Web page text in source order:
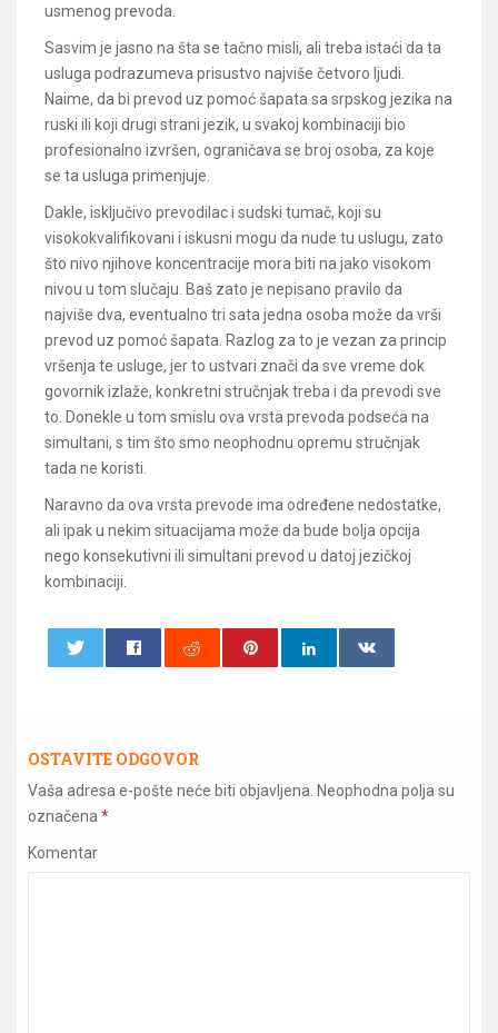
usmenog prevoda.
Sasvim je jasno na šta se tačno misli, ali treba istaći da ta
usluga podrazumeva prisustvo najviše četvoro ljudi.
Naime, da bi prevod uz pomoć šapata sa srpskog jezika na
ruski ili koji drugi strani jezik, u svakoj kombinaciji bio
profesionalno izvršen, ograničava se broj osoba, za koje
se ta usluga primenjuje.
Dakle, isključivo prevodilac i sudski tumač, koji su
visokokvalifikovani i iskusni mogu da nude tu uslugu, zato
što nivo njihove koncentracije mora biti na jako visokom
nivou u tom slučaju. Baš zato je nepisano pravilo da
najviše dva, eventualno tri sata jedna osoba može da vrši
prevod uz pomoć šapata. Razlog za to je vezan za princip
vršenja te usluge, jer to ustvari znači da sve vreme dok
govornik izlaže, konkretni stručnjak treba i da prevodi sve
to. Donekle u tom smislu ova vrsta prevoda podseća na
simultani, s tim što smo neophodnu opremu stručnjak
tada ne koristi.
Naravno da ova vrsta prevode ima određene nedostatke,
ali ipak u nekim situacijama može da bude bolja opcija
nego konsekutivni ili simultani prevod u datoj jezičkoj
kombinaciji.
OSTAVITE ODGOVOR
Vaša adresa e-pošte neće biti objavljena. Neophodna polja su
označena *
Komentar